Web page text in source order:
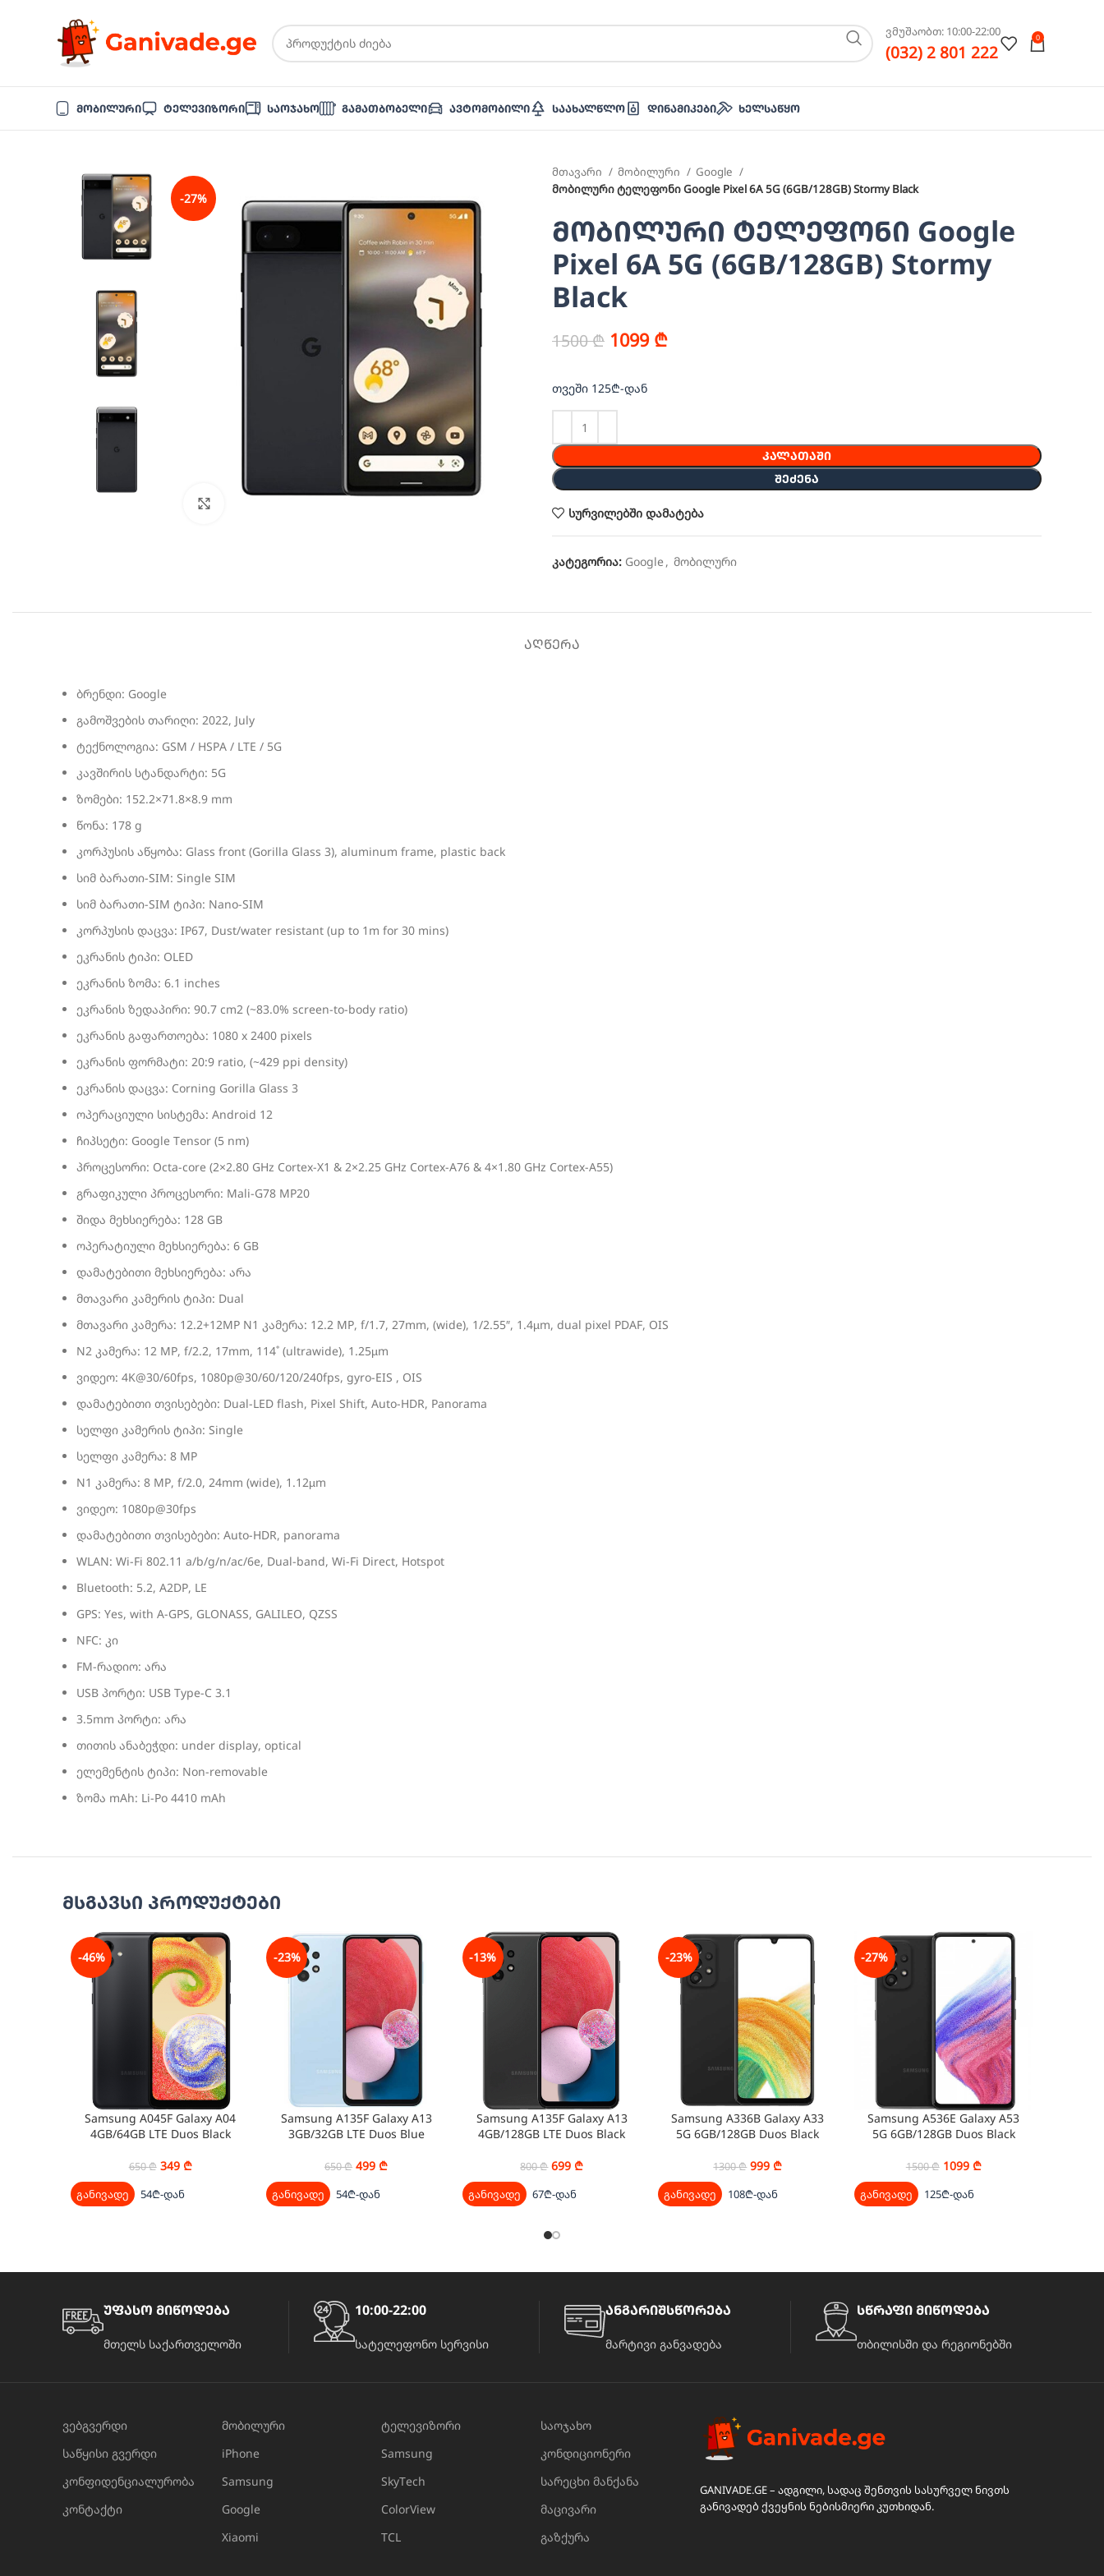
ვმუშაობთ: 10:00-22:00
(032) 2 801 222
0
Მობილური Ტელევიზორი Საოჯახო Გამათბობელი Ავტომობილი Საახალწლო Დინამიკები Ხელსაწყო
-27%
მთავარი მობილური
Google
მობილური ტელეფონი Google Pixel 6A 5G (6GB/128GB) Stormy Black
მობილური ტელეფონი Google
Pixel 6A 5G (6GB/128GB) Stormy
Black
1500₾ 1099 ₾
თვეში 125₾-დან
ᲙᲐᲚᲐᲗᲐᲨᲘ
ᲨᲔᲫᲔᲜᲐ
სურვილებში დამატება
კატეგორია: Google , მობილური
ᲐᲦᲬᲔᲠᲐ
ბრენდი: Google
გამოშვების თარიღი: 2022, July
ტექნოლოგია: GSM / HSPA / LTE / 5G
კავშირის სტანდარტი: 5G
ზომები: 152.2×71.8×8.9 mm
წონა: 178 g
კორპუსის აწყობა: Glass front (Gorilla Glass 3), aluminum frame, plastic back
სიმ ბარათი-SIM: Single SIM
სიმ ბარათი-SIM ტიპი: Nano-SIM
კორპუსის დაცვა: IP67, Dust/water resistant (up to 1m for 30 mins)
ეკრანის ტიპი: OLED
ეკრანის ზომა: 6.1 inches
ეკრანის ზედაპირი: 90.7 cm2 (~83.0% screen-to-body ratio)
ეკრანის გაფართოება: 1080 x 2400 pixels
ეკრანის ფორმატი: 20:9 ratio, (~429 ppi density)
ეკრანის დაცვა: Corning Gorilla Glass 3
ოპერაციული სისტემა: Android 12
ჩიპსეტი: Google Tensor (5 nm)
პროცესორი: Octa-core (2×2.80 GHz Cortex-X1 & 2×2.25 GHz Cortex-A76 & 4×1.80 GHz Cortex-A55)
გრაფიკული პროცესორი: Mali-G78 MP20
შიდა მეხსიერება: 128 GB
ოპერატიული მეხსიერება: 6 GB
დამატებითი მეხსიერება: არა
მთავარი კამერის ტიპი: Dual
მთავარი კამერა: 12.2+12MP N1 კამერა: 12.2 MP, f/1.7, 27mm, (wide), 1/2.55″, 1.4µm, dual pixel PDAF, OIS
N2 კამერა: 12 MP, f/2.2, 17mm, 114˚ (ultrawide), 1.25µm
ვიდეო: 4K@30/60fps, 1080p@30/60/120/240fps, gyro-EIS , OIS
დამატებითი თვისებები: Dual-LED flash, Pixel Shift, Auto-HDR, Panorama
სელფი კამერის ტიპი: Single
სელფი კამერა: 8 MP
N1 კამერა: 8 MP, f/2.0, 24mm (wide), 1.12µm
ვიდეო: 1080p@30fps
დამატებითი თვისებები: Auto-HDR, panorama
WLAN: Wi-Fi 802.11 a/b/g/n/ac/6e, Dual-band, Wi-Fi Direct, Hotspot
Bluetooth: 5.2, A2DP, LE
GPS: Yes, with A-GPS, GLONASS, GALILEO, QZSS
NFC: კი
FM-რადიო: არა
USB პორტი: USB Type-C 3.1
3.5mm პორტი: არა
თითის ანაბეჭდი: under display, optical
ელემენტის ტიპი: Non-removable
ზომა mAh: Li-Po 4410 mAh
მსგავსი პროდუქტები
-46%
Samsung A045F Galaxy A04
4GB/64GB LTE Duos Black
650₾ 349 ₾
განივადე 54₾-დან
-23%
Samsung A135F Galaxy A13
3GB/32GB LTE Duos Blue
650₾ 499 ₾
განივადე 54₾-დან
-13%
Samsung A135F Galaxy A13
4GB/128GB LTE Duos Black
800₾ 699 ₾
განივადე 67₾-დან
-23%
Samsung A336B Galaxy A33
5G 6GB/128GB Duos Black
1300₾ 999 ₾
განივადე 108₾-დან
-27%
Samsung A536E Galaxy A53
5G 6GB/128GB Duos Black
1500₾ 1099 ₾
განივადე 125₾-დან
უფასო მიწოდება
მთელს საქართველოში
10:00-22:00
სატელეფონო სერვისი
ანგარიშსწორება
მარტივი განვადება
სწრაფი მიწოდება
თბილისში და რეგიონებში
ვებგვერდი
საწყისი გვერდი
კონფიდენციალურობა
კონტაქტი
მობილური
iPhone
Samsung
Google
Xiaomi
ტელევიზორი
Samsung
SkyTech
ColorView
TCL
საოჯახო
კონდიციონერი
სარეცხი მანქანა
მაცივარი
გაზქურა
GANIVADE.GE – ადგილი, სადაც შენთვის სასურველ ნივთს
განივადებ ქვეყნის ნებისმიერი კუთხიდან.